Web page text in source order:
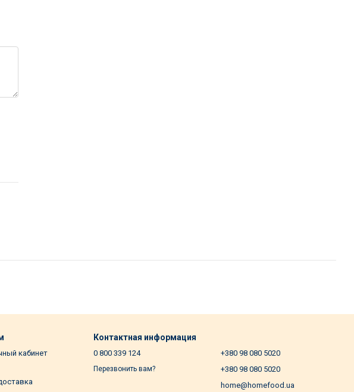
кабинет
Контактная информация
0 800 339 124
Перезвонить вам?
+380 98 080 5020
+380 98 080 5020
home@homefood.ua